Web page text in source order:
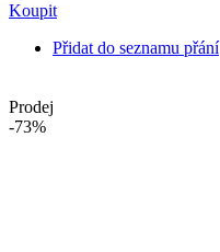
Koupit
Přidat do seznamu přání
Prodej
-73%